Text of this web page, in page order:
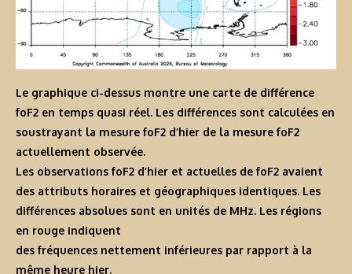
Le graphique ci-dessus montre une carte de différence
foF2 en temps quasi réel. Les différences sont calculées en
soustrayant la mesure foF2 d’hier de la mesure foF2
actuellement observée.
Les observations foF2 d’hier et actuelles de foF2 avaient
des attributs horaires et géographiques identiques. Les
différences absolues sont en unités de MHz. Les régions
en rouge indiquent
des fréquences nettement inférieures par rapport à la
même heure hier.